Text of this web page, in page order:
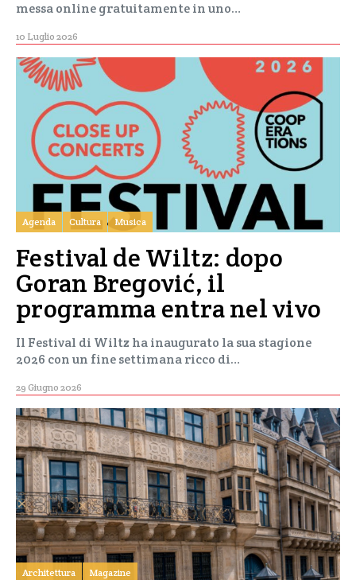
messa online gratuitamente in uno…
10 Luglio 2026
Agenda Cultura Musica
Festival de Wiltz: dopo
Goran Bregović, il
programma entra nel vivo
Il Festival di Wiltz ha inaugurato la sua stagione
2026 con un fine settimana ricco di…
29 Giugno 2026
Architettura Magazine